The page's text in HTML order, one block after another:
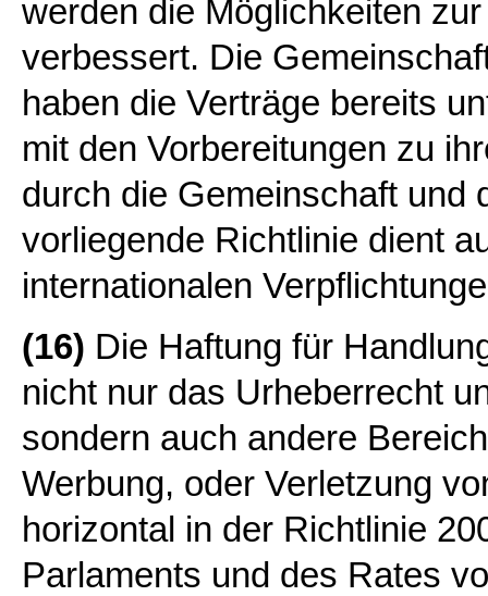
werden die Möglichkeiten
verbessert. Die
haben die Verträge bereits
mit den Vorbereitungen zu
durch die Gemeinschaft und
vorliegende Richtlinie dient
internationalen
(16) Die Haftung für
nicht nur das Urheberrecht
sondern auch andere
Werbung, oder Verletzung
horizontal in der Richtlinie
Parlaments und des Rates